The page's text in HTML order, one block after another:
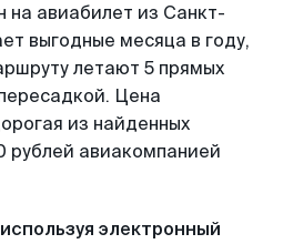
на авиабилет из Санкт-
выгодные месяца в году,
летают 5 прямых
Цена
из найденных
рублей авиакомпанией
электронный